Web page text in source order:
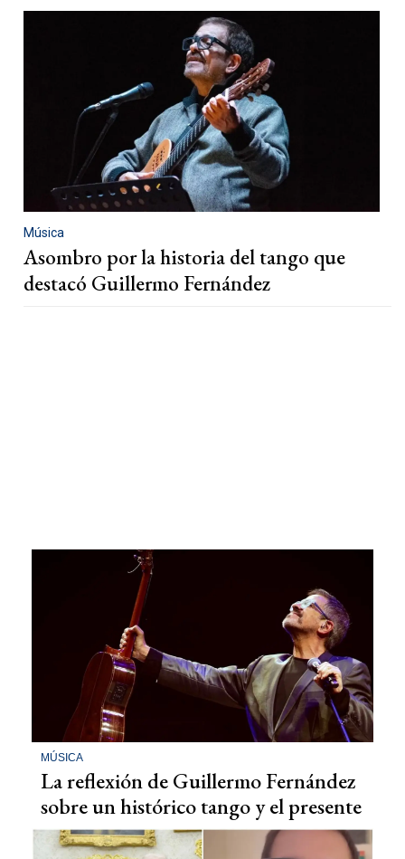
Música
Asombro por la historia del tango que
destacó Guillermo Fernández
MÚSICA
La reflexión de Guillermo Fernández
sobre un histórico tango y el presente